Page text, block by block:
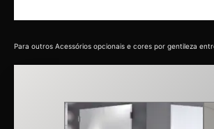
Para outros Acessórios opcionais e cores por gentileza